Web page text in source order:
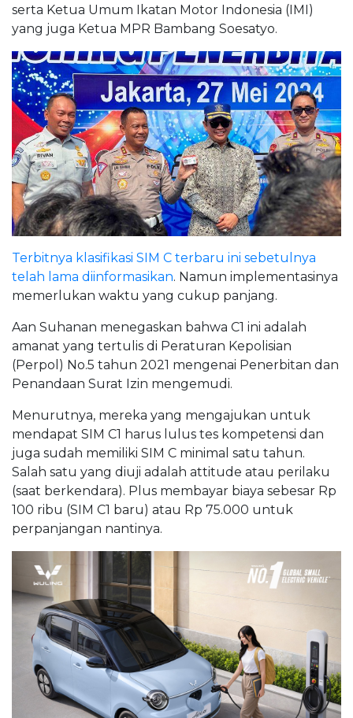
serta Ketua Umum Ikatan Motor Indonesia (IMI)
yang juga Ketua MPR Bambang Soesatyo.
Terbitnya klasifikasi SIM C terbaru ini sebetulnya
telah lama diinformasikan. Namun implementasinya
memerlukan waktu yang cukup panjang.
Aan Suhanan menegaskan bahwa C1 ini adalah
amanat yang tertulis di Peraturan Kepolisian
(Perpol) No.5 tahun 2021 mengenai Penerbitan dan
Penandaan Surat Izin mengemudi.
Menurutnya, mereka yang mengajukan untuk
mendapat SIM C1 harus lulus tes kompetensi dan
juga sudah memiliki SIM C minimal satu tahun.
Salah satu yang diuji adalah attitude atau perilaku
(saat berkendara). Plus membayar biaya sebesar Rp
100 ribu (SIM C1 baru) atau Rp 75.000 untuk
perpanjangan nantinya.